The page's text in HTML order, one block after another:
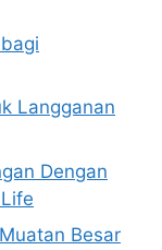
Langganan
Dengan
Besar